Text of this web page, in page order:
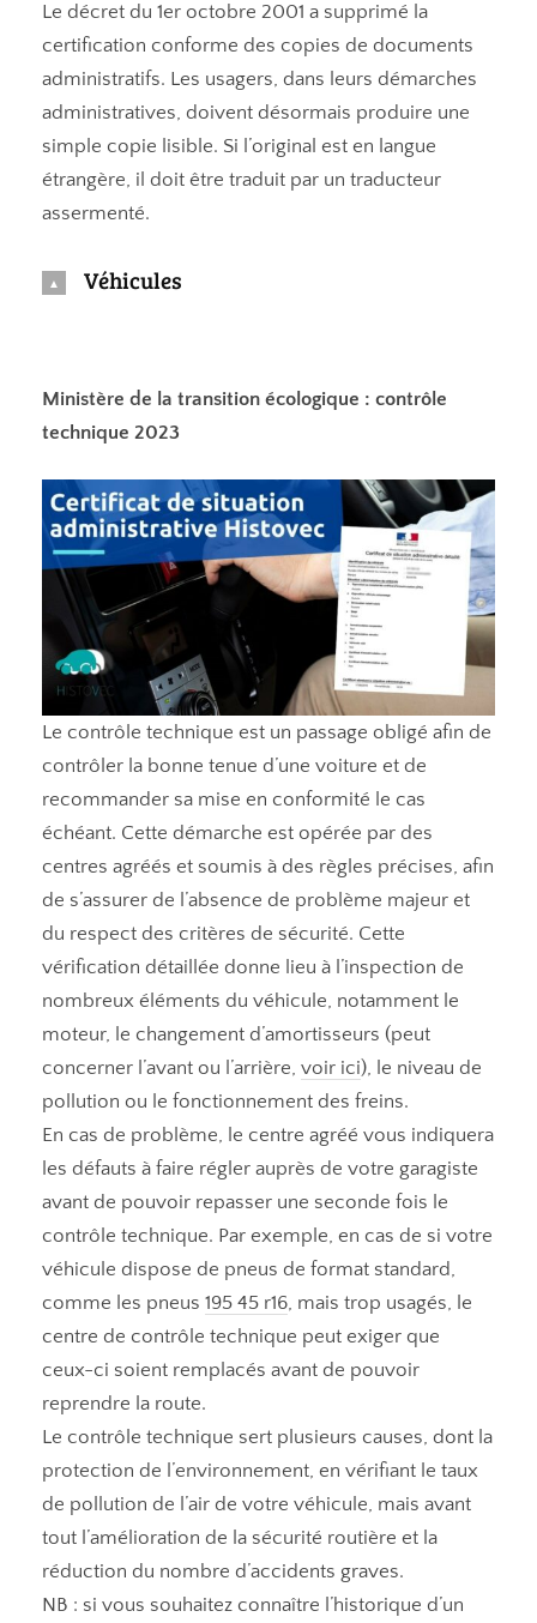
Le décret du 1er octobre 2001 a supprimé la
certification conforme des copies de documents
administratifs. Les usagers, dans leurs démarches
administratives, doivent désormais produire une
simple copie lisible. Si l’original est en langue
étrangère, il doit être traduit par un traducteur
assermenté.
Véhicules
Ministère de la transition écologique : contrôle
technique 2023
Le contrôle technique est un passage obligé afin de
contrôler la bonne tenue d’une voiture et de
recommander sa mise en conformité le cas
échéant. Cette démarche est opérée par des
centres agréés et soumis à des règles précises, afin
de s’assurer de l’absence de problème majeur et
du respect des critères de sécurité. Cette
vérification détaillée donne lieu à l’inspection de
nombreux éléments du véhicule, notamment le
moteur, le changement d’amortisseurs (peut
concerner l’avant ou l’arrière, voir ici), le niveau de
pollution ou le fonctionnement des freins.
En cas de problème, le centre agréé vous indiquera
les défauts à faire régler auprès de votre garagiste
avant de pouvoir repasser une seconde fois le
contrôle technique. Par exemple, en cas de si votre
véhicule dispose de pneus de format standard,
comme les pneus 195 45 r16, mais trop usagés, le
centre de contrôle technique peut exiger que
ceux-ci soient remplacés avant de pouvoir
reprendre la route.
Le contrôle technique sert plusieurs causes, dont la
protection de l’environnement, en vérifiant le taux
de pollution de l’air de votre véhicule, mais avant
tout l’amélioration de la sécurité routière et la
réduction du nombre d’accidents graves.
NB : si vous souhaitez connaître l’historique d’un